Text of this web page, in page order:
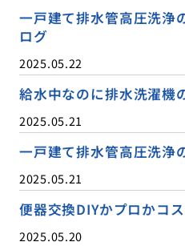
一戸建て排水管高圧洗浄
ログ
2025.05.22
給水中なのに排水洗濯機
2025.05.21
一戸建て排水管高圧洗浄
2025.05.21
便器交換DIYかプロかコ
2025.05.20